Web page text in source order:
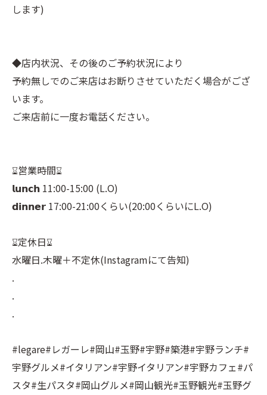
します)⠀
◆店内状況、その後のご予約状況により⠀
予約無しでのご来店はお断りさせていただく場合がござ
います。⠀
ご来店前に一度お電話ください。⠀
⌛︎営業時間⌛︎⠀
𝗹𝘂𝗻𝗰𝗵 11:00-15:00 (L.O)⠀
𝗱𝗶𝗻𝗻𝗲𝗿 17:00-21:00くらい(20:00くらいにL.O)⠀
⌛︎定休日⌛︎⠀
水曜日.木曜＋不定休(Instagramにて告知)⠀
.⠀
.⠀
.⠀
#legare#レガーレ#岡山#玉野#宇野#築港#宇野ランチ#
宇野グルメ#イタリアン#宇野イタリアン#宇野カフェ#パ
スタ#生パスタ#岡山グルメ#岡山観光#玉野観光#玉野グ